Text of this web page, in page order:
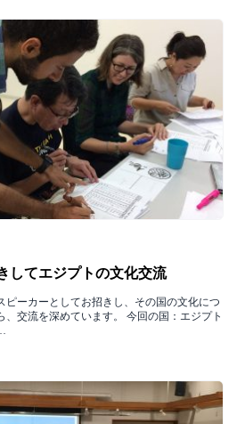
してエジプトの文化交流
ピーカーとしてお招きし、その国の文化につ
、交流を深めています。 今回の国：エジプト